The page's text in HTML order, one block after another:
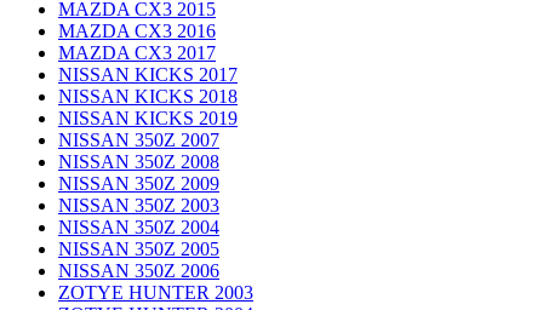
MAZDA CX3 2015
MAZDA CX3 2016
MAZDA CX3 2017
NISSAN KICKS 2017
NISSAN KICKS 2018
NISSAN KICKS 2019
NISSAN 350Z 2007
NISSAN 350Z 2008
NISSAN 350Z 2009
NISSAN 350Z 2003
NISSAN 350Z 2004
NISSAN 350Z 2005
NISSAN 350Z 2006
ZOTYE HUNTER 2003